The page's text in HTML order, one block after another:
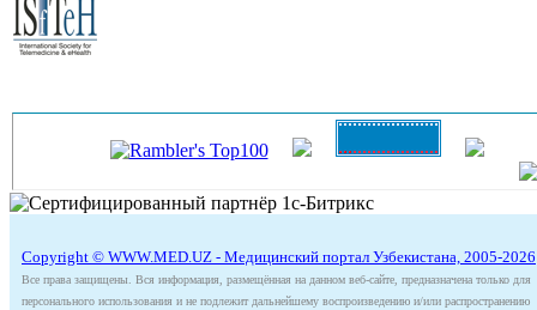
Copyright © WWW.MED.UZ - Медицинский портал Узбекистана, 2005-2026
Все права защищены. Вся информация, размещённая на данном веб-сайте, предназначена только для
персонального использования и не подлежит дальнейшему воспроизведению и/или распространению